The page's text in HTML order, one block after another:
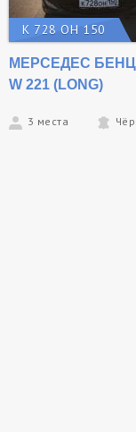
К 728 ОН 150
МЕРСЕДЕС
W 221 (LONG)
3 места